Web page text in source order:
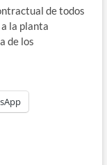
de todos
la planta
de los